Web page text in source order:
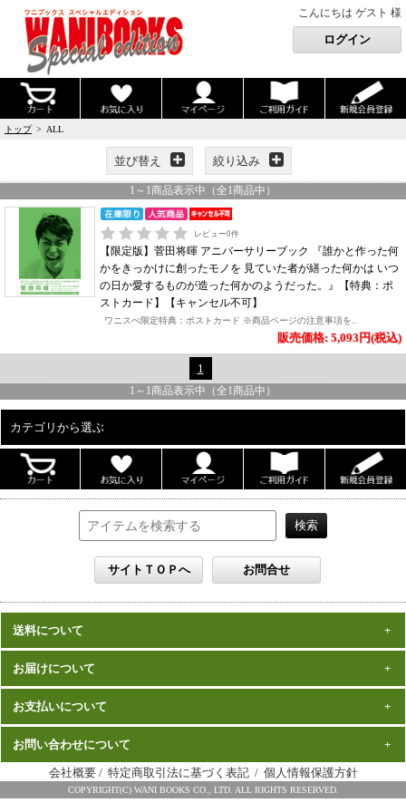
こんにちは ゲスト 様
トップ> ALL
並び替え 絞り込み
1 ～ 1商品表示中（全1商品中）
レビュー0件
【限定版】菅田将暉 アニバーサリーブック 『誰かと作った何
かをきっかけに創ったモノを 見ていた者が繕った何かは いつ
の日か愛するものが造った何かのようだった。』【特典：ポ
ストカード】【キャンセル不可】
ワニスぺ限定特典：ポストカード ※商品ページの注意事項を..
販売価格: 5,093円(税込)
1
1 ～ 1商品表示中（全1商品中）
カテゴリから選ぶ
ALL
男性写真集
雑誌
送料について
数量、価格に関わらず
※沖縄の送料は1,500円となります。
※商品により諸事情で金額が変更する場合もございます。
※同梱不可の商品もございますのでご注意ください。
詳細はこちら
お届けについて
在庫がある商品につきましては、
お届けとなります。
予約商品は、特典完成後の発送となりますので、
発売（予定）日
から１～２ヶ月程度でのお届けとなります
※お届けは日本国内に限らせていただきます。
お支払いについて
クレジットカード・代金引換がご利用になれます。
お問い合わせについて
ワニブックス スペシャルエディション事務局
会社概要/ 特定商取引法に基づく表記 / 個人情報保護方針
COPYRIGHT(C) WANI BOOKS CO., LTD. ALL RIGHTS RESERVED.